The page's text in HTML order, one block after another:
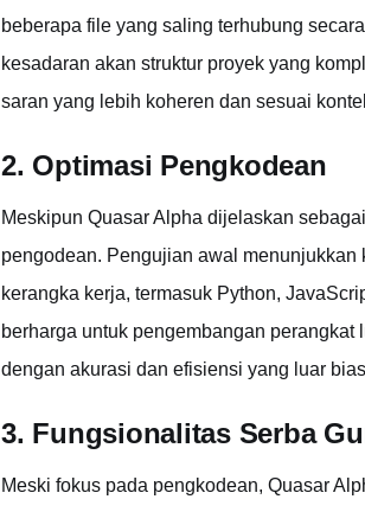
beberapa file yang saling terhubung
kesadaran akan struktur proyek yang
saran yang lebih koheren dan sesuai
2. Optimasi Pengkodean
Meskipun Quasar Alpha dijelaskan
pengodean. Pengujian awal
kerangka kerja, termasuk Python,
berharga untuk pengembangan
dengan akurasi dan efisiensi yang luar
3. Fungsionalitas Serba
Meski fokus pada pengkodean, Quasar